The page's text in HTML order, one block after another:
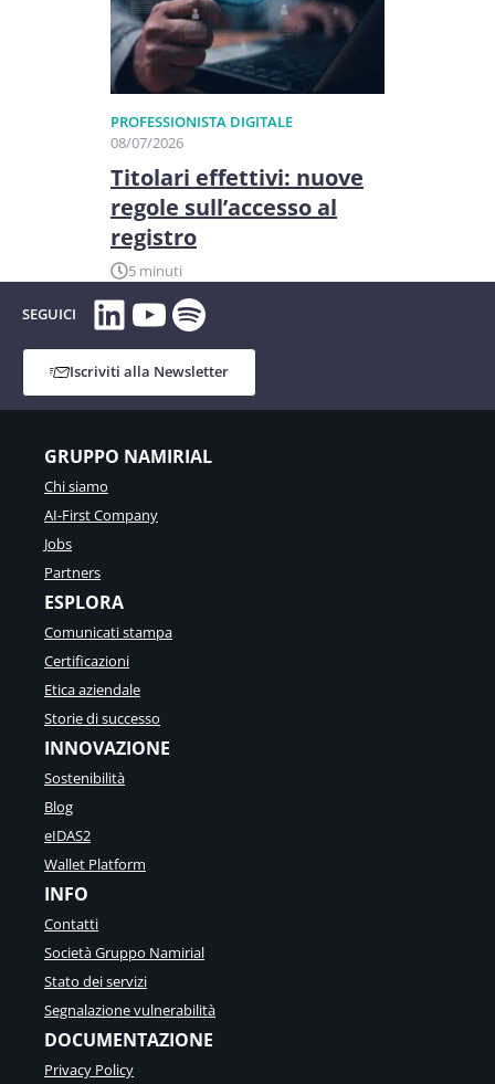
PROFESSIONISTA DIGITALE
08/07/2026
Titolari effettivi: nuove
regole sull’accesso al
registro
5 minuti
SEGUICI LinkedIn
YouTube
Spotify
Iscriviti alla Newsletter
GRUPPO NAMIRIAL
Chi siamo
AI-First Company
Jobs
Partners
ESPLORA
Comunicati stampa
Certificazioni
Etica aziendale
Storie di successo
INNOVAZIONE
Sostenibilità
Blog
eIDAS2
Wallet Platform
INFO
Contatti
Società Gruppo Namirial
Stato dei servizi
Segnalazione vulnerabilità
DOCUMENTAZIONE
Privacy Policy